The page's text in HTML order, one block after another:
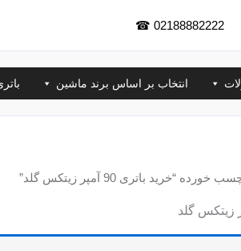
02188882222
☎
انتخاب بر اساس برند ماشین
“خرید باتری 90 آمپر زیتکس گلد”